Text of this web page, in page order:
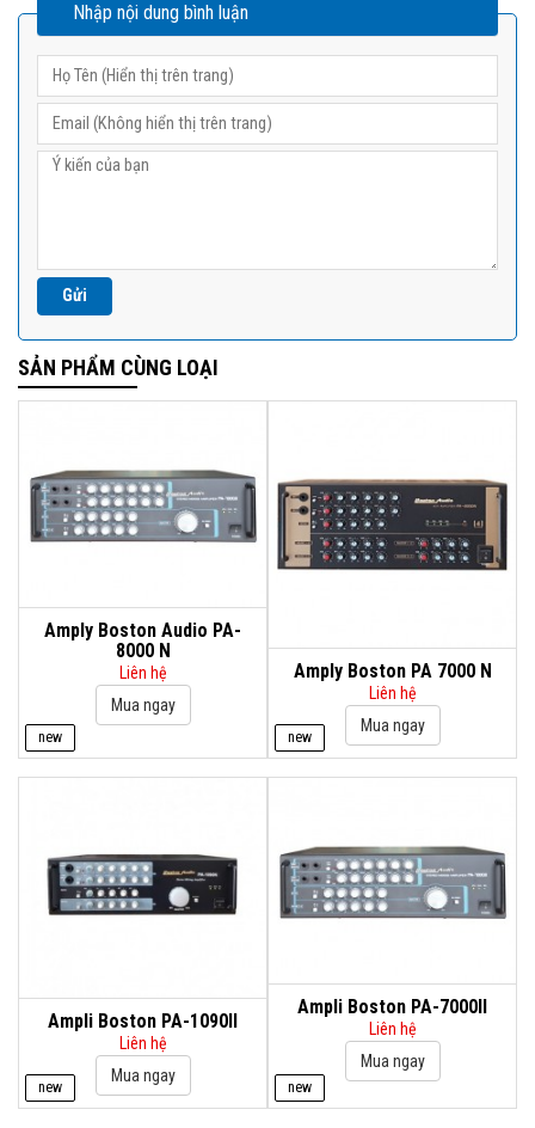
Nhập nội dung bình luận
SẢN PHẨM CÙNG LOẠI
new
Amply Boston Audio PA-
8000 N
Liên hệ
new
Amply Boston PA 7000 N
Liên hệ
new
Ampli Boston PA-1090II
Liên hệ
new
Ampli Boston PA-7000II
Liên hệ